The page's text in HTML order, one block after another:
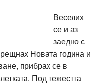
Веселих
се и аз
заедно с
Новата година и
прибрах се в
Под тежестта